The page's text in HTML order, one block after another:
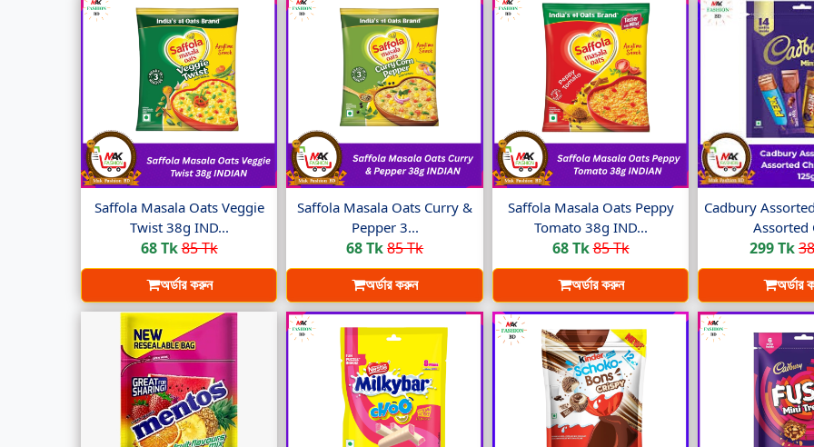
Saffola Masala Oats Veggie
Twist 38g IND...
68 Tk85 Tk
অর্ডার করুন
Saffola Masala Oats Curry &
Pepper 3...
68 Tk85 Tk
অর্ডার করুন
Saffola Masala Oats Peppy
Tomato 38g IND...
68 Tk85 Tk
অর্ডার করুন
Cadbury
Assorted
299 Tk
অর্ডার